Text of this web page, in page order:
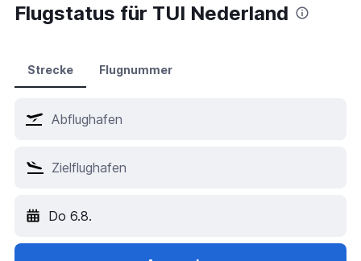
Flugstatus für TUI Nederland
Strecke Flugnummer
Do 6.8.